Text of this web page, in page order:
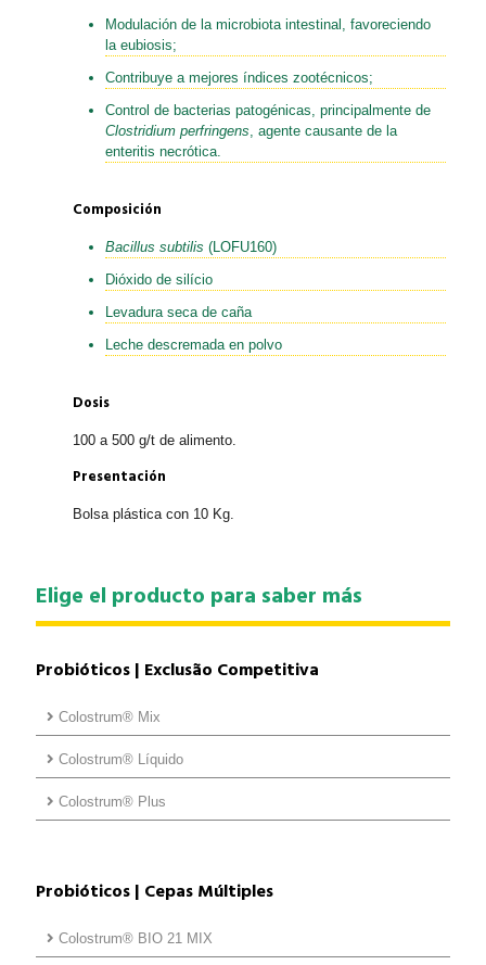
Modulación de la microbiota intestinal, favoreciendo
la eubiosis;
Contribuye a mejores índices zootécnicos;
Control de bacterias patogénicas, principalmente de
Clostridium perfringens , agente causante de la
enteritis necrótica.
Composición
Bacillus subtilis (LOFU160)
Dióxido de silício
Levadura seca de caña
Leche descremada en polvo
Dosis
100 a 500 g/t de alimento.
Presentación
Bolsa plástica con 10 Kg.
Elige el producto para saber más
Probióticos | Exclusão Competitiva
Colostrum® Mix
Colostrum® Líquido
Colostrum® Plus
Probióticos | Cepas Múltiples
Colostrum® BIO 21 MIX